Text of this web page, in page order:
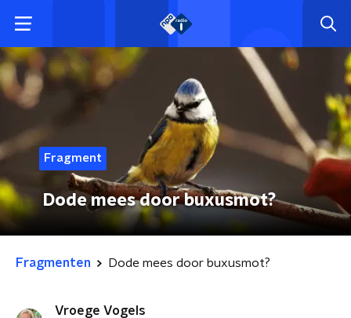
Fragment
Dode mees door buxusmot?
Fragmenten Dode mees door buxusmot?
Vroege Vogels